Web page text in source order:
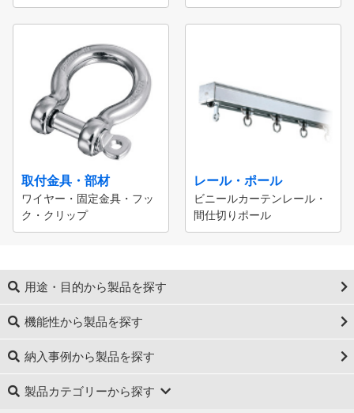
取付金具・部材
ワイヤー・固定金具・フッ
ク・クリップ
レール・ポール
ビニールカーテンレール・
間仕切りポール
用途・目的から製品を探す
機能性から製品を探す
納入事例から製品を探す
製品カテゴリーから探す